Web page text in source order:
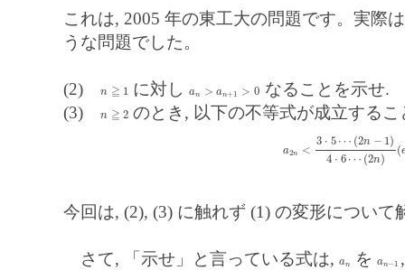
これは, 2005 年の東工大の問題です。実際
うな問題でした。
(2) n ≧ 1
n≧1 に対しan > an+1 > 0
an>an +1>0
なることを示せ.
(3)
n ≧ 2
n≧2 のとき, 以下の不等式が成立するこ
a2n <
3 ⋅ 5 ⋯ (2n − 1)
4 ⋅ 6 ⋯ (2n)
(
a2n <3 ⋅5⋯(2n−1)4⋅6⋯(2n)
今回は, (2), (3) に触れず (1) の変形について
さて, 「示せ」と言っている式は, an
an をan− 1
an−1